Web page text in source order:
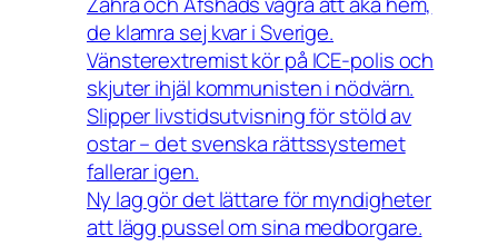
de klamra sej kvar i Sverige.
Vänsterextremist kör på ICE-polis och
skjuter ihjäl kommunisten i nödvärn.
Slipper livstidsutvisning för stöld av
ostar – det svenska rättssystemet
fallerar igen.
Ny lag gör det lättare för myndigheter
att lägg pussel om sina medborgare.